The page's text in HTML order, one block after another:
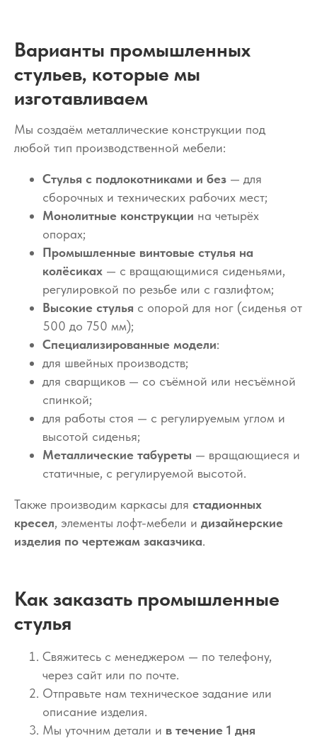
Варианты промышленных
стульев, которые мы
изготавливаем
Мы создаём металлические конструкции под
любой тип производственной мебели:
Стулья с подлокотниками и без — для
сборочных и технических рабочих мест;
Монолитные конструкции на четырёх
опорах;
Промышленные винтовые стулья на
колёсиках — с вращающимися сиденьями,
регулировкой по резьбе или с газлифтом;
Высокие стулья с опорой для ног (сиденья от
500 до 750 мм);
Специализированные модели:
для швейных производств;
для сварщиков — со съёмной или несъёмной
спинкой;
для работы стоя — с регулируемым углом и
высотой сиденья;
Металлические табуреты — вращающиеся и
статичные, с регулируемой высотой.
Также производим каркасы для стадионных
кресел, элементы лофт-мебели и дизайнерские
изделия по чертежам заказчика.
Как заказать промышленные
стулья
Свяжитесь с менеджером — по телефону,
через сайт или по почте.
Отправьте нам техническое задание или
описание изделия.
Мы уточним детали и в течение 1 дня